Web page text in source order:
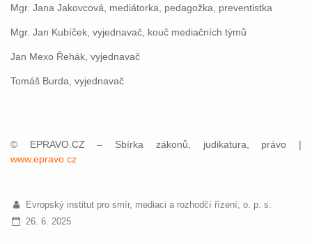
Mgr. Jana Jakovcová, mediátorka, pedagožka, preventistka
Mgr. Jan Kubíček, vyjednavač, kouč mediačních týmů
Jan Mexo Řehák, vyjednavač
Tomáš Burda, vyjednavač
© EPRAVO.CZ – Sbírka zákonů, judikatura, právo |
www.epravo.cz
Evropský institut pro smír, mediaci a rozhodčí řízení, o. p. s.
26. 6. 2025